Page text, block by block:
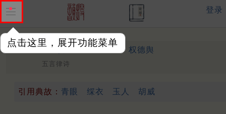
点击这里，展开功能菜单
登录
送卢评事婺州省觐 中唐 · 权德舆
五言律诗
引用典故： 青眼 䌽衣 玉人 胡威